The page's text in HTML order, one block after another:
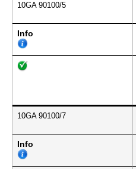
10GA 90100/5
Info
10GA 90100/7
Info